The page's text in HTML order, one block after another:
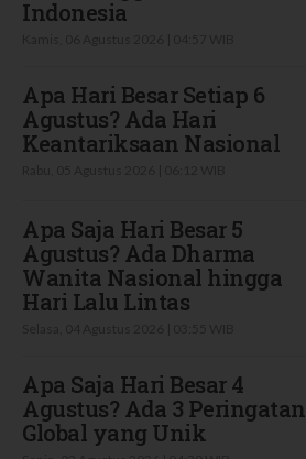
Indonesia
Apa Hari Besar Setiap 6
Agustus? Ada Hari
Keantariksaan Nasional
Apa Saja Hari Besar 5
Agustus? Ada Dharma
Wanita Nasional hingga
Hari Lalu Lintas
Apa Saja Hari Besar 4
Agustus? Ada 3 Peringatan
Global yang Unik